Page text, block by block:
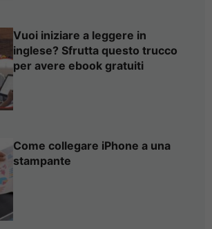
Vuoi iniziare a leggere in
inglese? Sfrutta questo trucco
per avere ebook gratuiti
Come collegare iPhone a una
stampante